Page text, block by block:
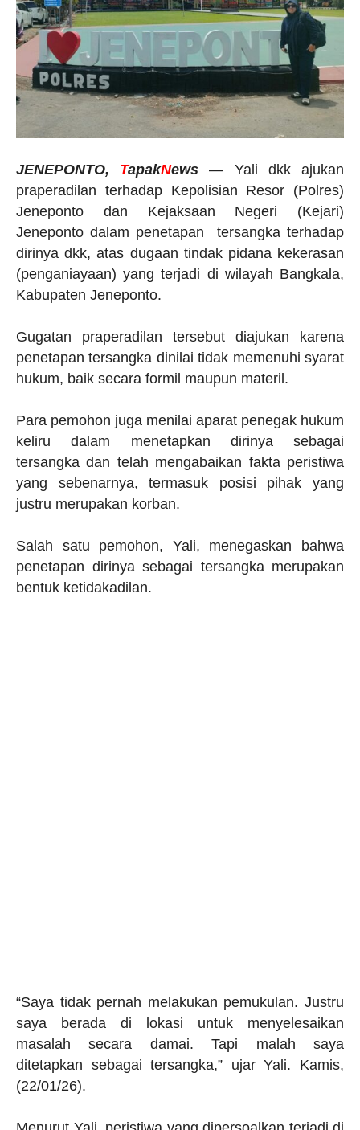
JENEPONTO, TapakNews — Yali dkk ajukan
praperadilan terhadap Kepolisian Resor (Polres)
Jeneponto dan Kejaksaan Negeri (Kejari)
Jeneponto dalam penetapan tersangka terhadap
dirinya dkk, atas dugaan tindak pidana kekerasan
(penganiayaan) yang terjadi di wilayah Bangkala,
Kabupaten Jeneponto.
Gugatan praperadilan tersebut diajukan karena
penetapan tersangka dinilai tidak memenuhi syarat
hukum, baik secara formil maupun materil.
Para pemohon juga menilai aparat penegak hukum
keliru dalam menetapkan dirinya sebagai
tersangka dan telah mengabaikan fakta peristiwa
yang sebenarnya, termasuk posisi pihak yang
justru merupakan korban.
Salah satu pemohon, Yali, menegaskan bahwa
penetapan dirinya sebagai tersangka merupakan
bentuk ketidakadilan.
“Saya tidak pernah melakukan pemukulan. Justru
saya berada di lokasi untuk menyelesaikan
masalah secara damai. Tapi malah saya
ditetapkan sebagai tersangka,” ujar Yali. Kamis,
(22/01/26).